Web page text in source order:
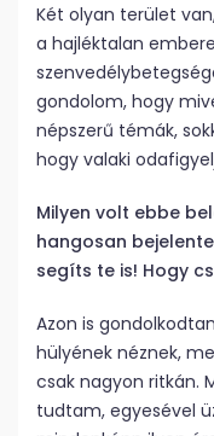
Két olyan terület
a hajléktalan
gondolom, hogy
népszerű témák,
hogy valaki
Milyen volt ebbe
hangosan
segíts te is! Hogy
Azon is
hülyének néznek,
csak nagyon ritkán.
tudtam, egyesével